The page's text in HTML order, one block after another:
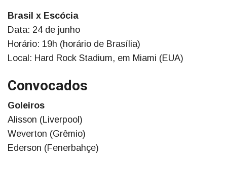
Brasil x Escócia
Data: 24 de junho
Horário: 19h (horário de Brasília)
Local: Hard Rock Stadium, em Miami (EUA)
Convocados
Goleiros
Alisson (Liverpool)
Weverton (Grêmio)
Ederson (Fenerbahçe)